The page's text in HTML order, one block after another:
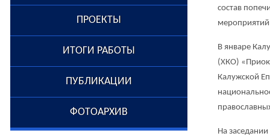
ПРОЕКТЫ
ИТОГИ РАБОТЫ
ПУБЛИКАЦИИ
ФОТОАРХИВ
состав
В январе
(ХКО)
Калужской
На